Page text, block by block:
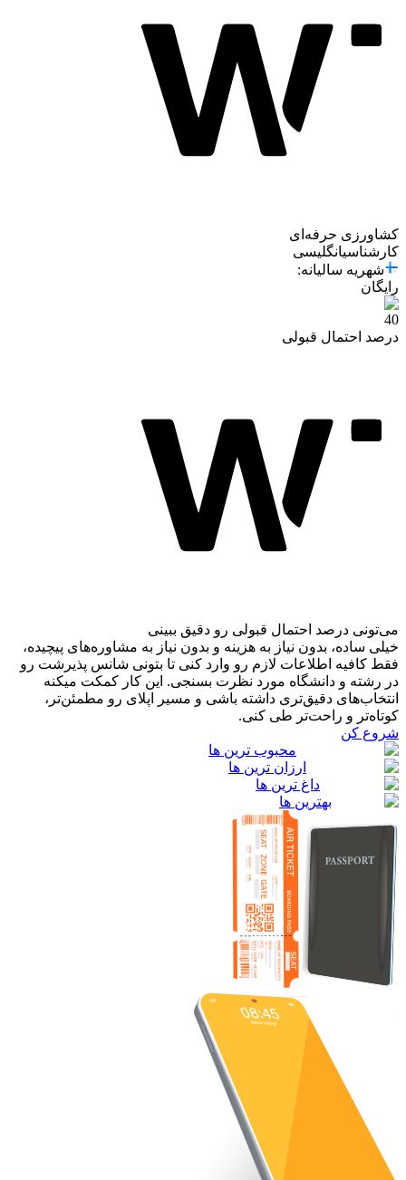
کشاورزی حرفه‌ای
کارشناسیانگلیسی
شهریه سالیانه:
رایگان
40
درصد احتمال قبولی
می‌تونی درصد احتمال قبولی رو دقیق ببینی
خیلی ساده، بدون نیاز به هزینه و بدون نیاز به مشاوره‌های پیچیده،
فقط کافیه اطلاعات لازم رو وارد کنی تا بتونی شانس پذیرشت رو
در رشته و دانشگاه مورد نظرت بسنجی. این کار کمکت میکنه
انتخاب‌های دقیق‌تری داشته باشی و مسیر اپلای رو مطمئن‌تر،
کوتاه‌تر و راحت‌تر طی کنی.
شروع کن
محبوب ترین ها
ارزان ترین ها
داغ ترین ها
بهترین ها